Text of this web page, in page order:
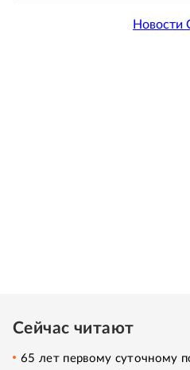
Сейчас читают
65 лет первому суточному